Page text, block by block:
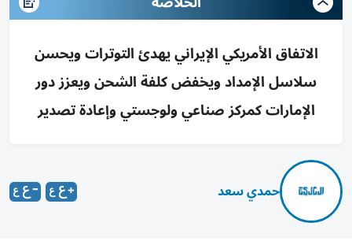
الاتفاق الأمريكي الإيراني يهدئ التوترات ويحسن
سلاسل الإمداد ويخفض كلفة الشحن ويعزز دور
الإمارات كمركز صناعي ولوجستي وإعادة تصدير
حمدي سعد